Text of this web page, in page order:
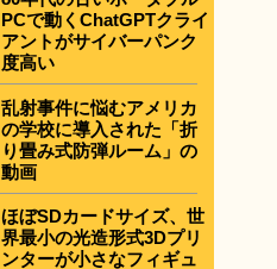
PCで動くChatGPTクライ
アントがサイバーパンク
度高い
乱射事件に悩むアメリカ
の学校に導入された「折
り畳み式防弾ルーム」の
動画
ほぼSDカードサイズ、世
界最小の光造形式3Dプリ
ンターが小さなフィギュ